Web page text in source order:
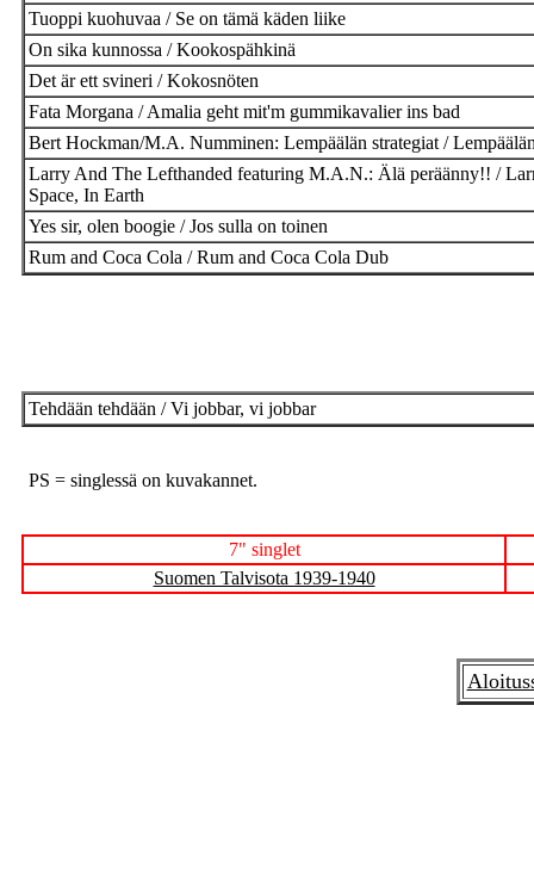
Tuoppi kuohuvaa / Se on tämä käden liike
On sika kunnossa / Kookospähkinä
Det är ett svineri / Kokosnöten
Fata Morgana / Amalia geht mit'm gummikavalier ins bad
Bert Hockman/M.A. Numminen: Lempäälän strategiat /
Larry And The Lefthanded featuring M.A.N.: Älä peräänny!! /
Space, In Earth
Yes sir, olen boogie / Jos sulla on toinen
Rum and Coca Cola / Rum and Coca Cola Dub
Tehdään tehdään / Vi jobbar, vi jobbar
PS = singlessä on kuvakannet.
7" singlet
Suomen Talvisota 1939-1940